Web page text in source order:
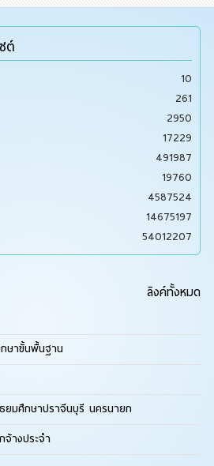
ต์
10
261
2950
17229
491987
19760
4587524
14675197
54012207
ลิงค์ทั้งหมด
ษาขั้นพื้นฐาน
ยมศึกษาปราจีนบุรี นครนายก
จ้างประจำ